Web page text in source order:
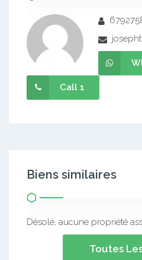
Call 1
Biens similaires
Désolé, aucune propriété
Toutes